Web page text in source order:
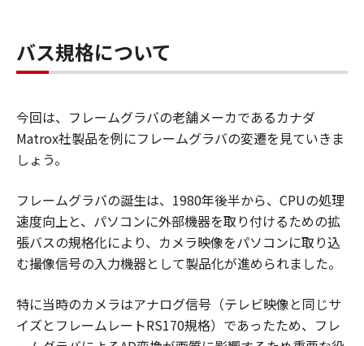
バス規格について
今回は、フレームグラバの老舗メーカであるカナダ
Matrox社製品を例にフレームグラバの変遷を見ていきま
しょう。
フレームグラバの誕生は、1980年後半から、CPUの処理
速度向上と、パソコンに外部機器を取り付けるための拡
張バスの規格化により、カメラ映像をパソコンに取り込
む撮像信号の入力機器として製品化が進められました。
特に当時のカメラはアナログ信号（テレビ映像と同じサ
イズとフレームレートRS170規格）であったため、フレ